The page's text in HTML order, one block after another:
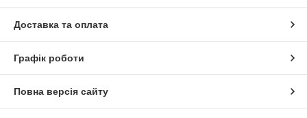
Доставка та оплата
Графік роботи
Повна версія сайту